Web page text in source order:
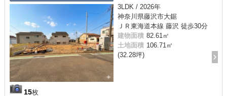
15枚
3LDK / 2026年
神奈川県藤沢市大鋸
ＪＲ東海道本線 藤沢 徒歩30分
建物面積 82.61㎡
土地面積 106.71㎡
(32.28坪)